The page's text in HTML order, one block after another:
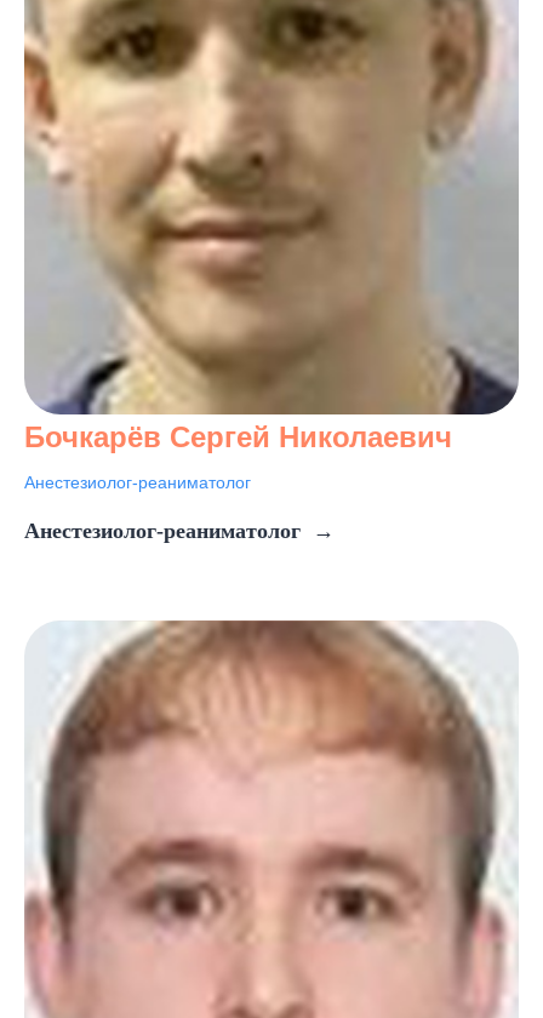
Бочкарёв Сергей Николаевич
Анестезиолог-реаниматолог
Анестезиолог-реаниматолог